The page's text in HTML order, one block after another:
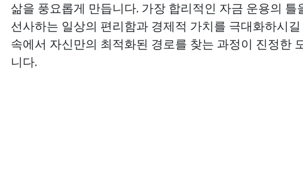
삶을 풍요롭게 만듭니다. 가장 합리적인 자금 운용의 틀
선사하는 일상의 편리함과 경제적 가치를 극대화하시
속에서 자신만의 최적화된 경로를 찾는 과정이 진정한
니다.